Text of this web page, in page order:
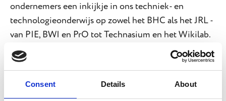
Consent Details About
ondernemers een inkijkje in ons techniek- en
technologieonderwijs op zowel het BHC als het JRL -
van PIE, BWI en PrO tot Technasium en het Wikilab.
Inspirerend om te zien hoe leren in de praktijk
leerlingen motiveert en hun talent laat groeien!